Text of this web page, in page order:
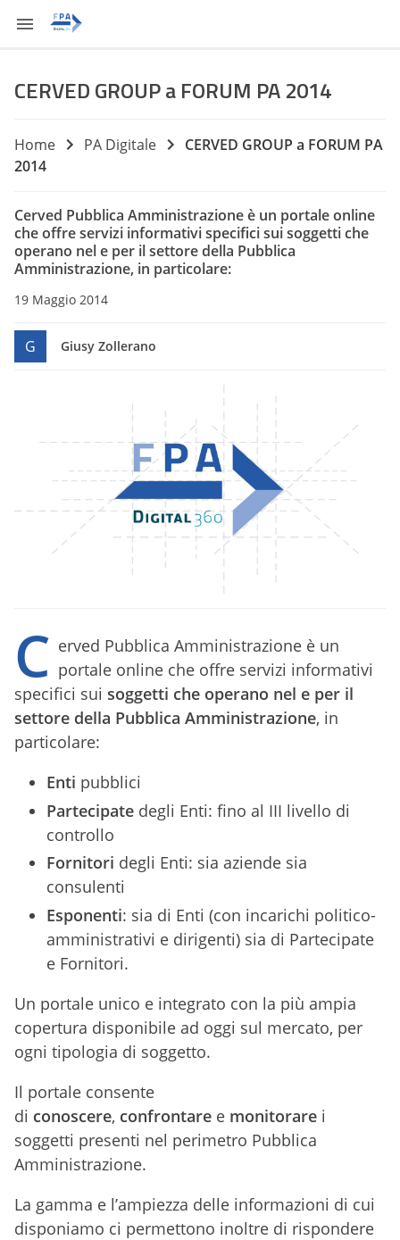
CERVED GROUP a FORUM PA 2014
Home PA Digitale
CERVED GROUP a FORUM PA
2014
Cerved Pubblica Amministrazione è un portale online
che offre servizi informativi specifici suisoggetti che
operano nel e per il settore della Pubblica
Amministrazione, in particolare:
19 Maggio 2014
G Giusy Zollerano
C erved Pubblica Amministrazione è un
portale online che offre servizi informativi
specifici sui soggetti che operano nel e per il
settore della Pubblica Amministrazione, in
particolare:
Enti pubblici
Partecipate degli Enti: fino al III livello di
controllo
Fornitori degli Enti: sia aziende sia
consulenti
Esponenti: sia di Enti (con incarichi politico-
amministrativi e dirigenti) sia di Partecipate
e Fornitori.
Un portale unico e integrato con la più ampia
copertura disponibile ad oggi sul mercato, per
ogni tipologia di soggetto.
Il portale consente
di conoscere, confrontare e monitorare i
soggetti presenti nel perimetro Pubblica
Amministrazione.
La gamma e l’ampiezza delle informazioni di cui
disponiamo ci permettono inoltre di rispondere